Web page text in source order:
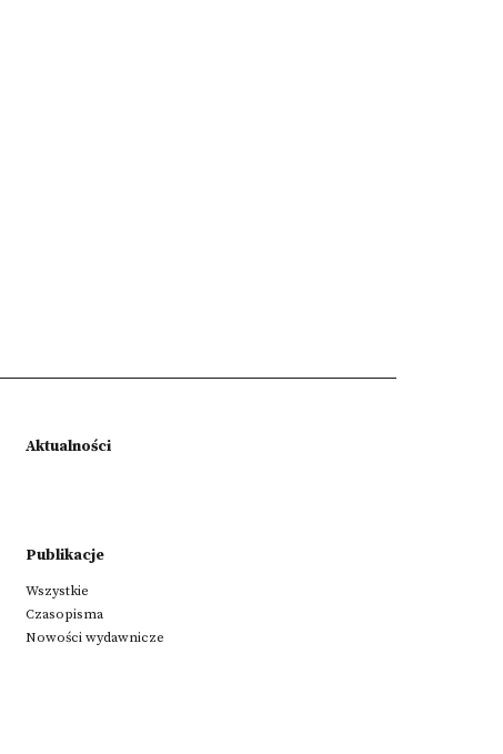
Aktualności
Publikacje
Wszystkie
Czasopisma
Nowości wydawnicze